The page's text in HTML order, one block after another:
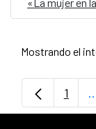
Mostrando el
1